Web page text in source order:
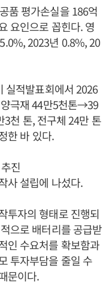
품 평가손실을 186억
요인으로 꼽힌다. 영
2023년 0.8%, 20
실적발표회에서 2026
극재 44만5천톤→39
천 톤, 전구체 24만 톤
한 바 있다.
진
사 설립에 나섰다.
투자의 형태로 진행되
으로 배터리를 공급받
인 수요처를 확보함과
투자부담을 줄일 수
문이다.